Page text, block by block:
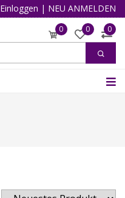
Einloggen | NEU ANMELDEN
0 0 0